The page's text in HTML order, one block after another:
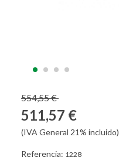
554,55 €
511,57 €
(IVA General 21% incluido)
Referencia: 1228